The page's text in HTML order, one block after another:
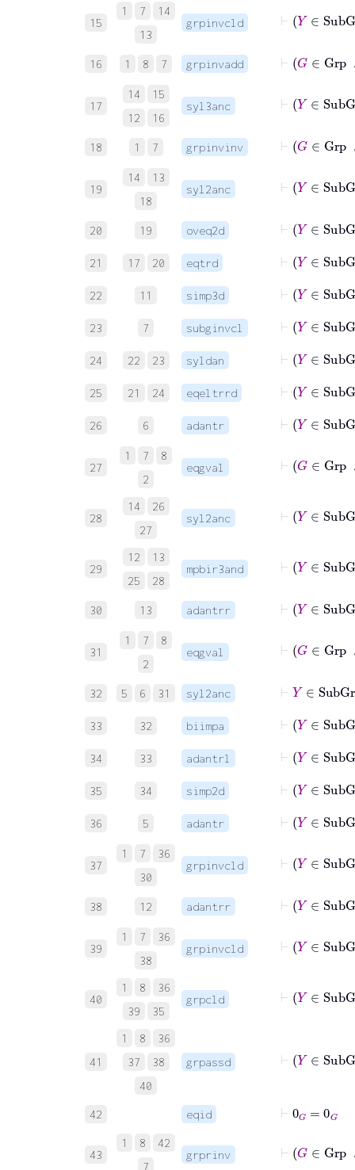
15
1 7
14
13
grpinvcld
⊢ Y
16 1 8 7 grpinvadd
17
14
15
12
16
syl3anc
18 1 7 grpinvinv
19
14
13
18
syl2anc
⊢
20 19 oveq2d
21 17 20 eqtrd
22 11 simp3d
⊢Y
23 7 subginvcl
24 22 23 syldan
⊢
25 21 24 eqeltrrd
⊢Y
26 6 adantr
⊢Y ∈
27
1 7
8
2
eqgval
28
14
26
27
syl2anc
29
12
13
25
28
mpbir3and
⊢ Y∈
30 13 adantrr
⊢ Y ∈
31
1 7
8
2
eqgval
32 5 6 31 syl2anc
33 32 biimpa
34 33 adantrl
35 34 simp2d
⊢ Y ∈
36 5 adantr
⊢ Y ∈
37
1 7
36
30
grpinvcld
⊢ Y
38 12 adantrr
⊢ Y ∈
39
1 7
36
38
grpinvcld
⊢ Y
40
1 8
36
39
35
grpcld
⊢
41
1 8
36
37
38
40
grpassd
42 eqid
⊢ 0 0G
43
1 8
42
7
grprinv
⊢